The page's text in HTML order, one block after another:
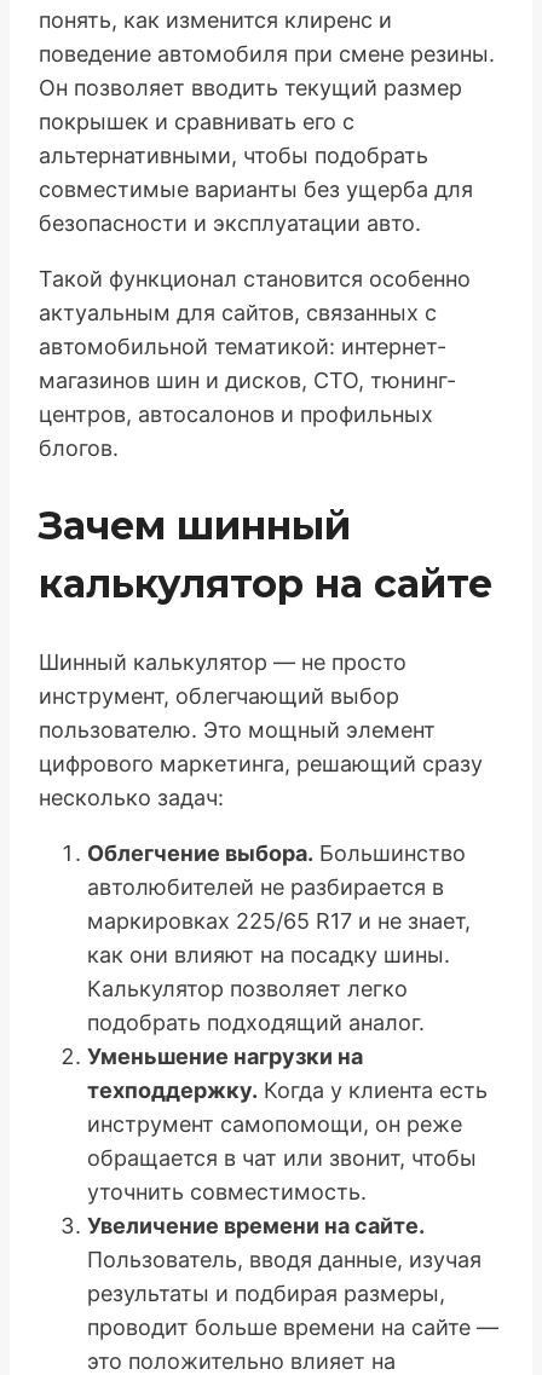
понять, как изменится клиренс и
поведение автомобиля при смене резины.
Он позволяет вводить текущий размер
покрышек и сравнивать его с
альтернативными, чтобы подобрать
совместимые варианты без ущерба для
безопасности и эксплуатации авто.
Такой функционал становится особенно
актуальным для сайтов, связанных с
автомобильной тематикой: интернет-
магазинов шин и дисков, СТО, тюнинг-
центров, автосалонов и профильных
блогов.
Зачем шинный
калькулятор на сайте
Шинный калькулятор — не просто
инструмент, облегчающий выбор
пользователю. Это мощный элемент
цифрового маркетинга, решающий сразу
несколько задач:
Облегчение выбора. Большинство
автолюбителей не разбирается в
маркировках 225/65 R17 и не знает,
как они влияют на посадку шины.
Калькулятор позволяет легко
подобрать подходящий аналог.
Уменьшение нагрузки на
техподдержку. Когда у клиента есть
инструмент самопомощи, он реже
обращается в чат или звонит, чтобы
уточнить совместимость.
Увеличение времени на сайте.
Пользователь, вводя данные, изучая
результаты и подбирая размеры,
проводит больше времени на сайте —
это положительно влияет на